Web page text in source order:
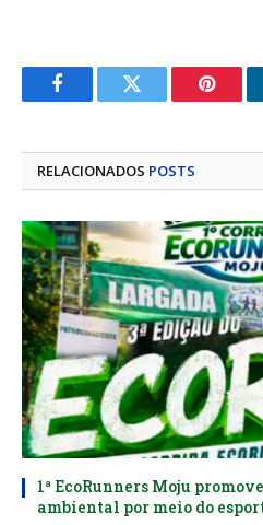
FacebookTwitter
RELACIONADOS POSTS
1ª EcoRunners Moju
ambiental por meio do